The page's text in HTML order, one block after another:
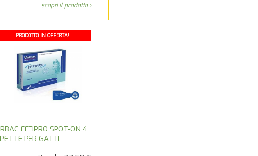
scopri il prodotto ›
PRODOTTO IN OFFERTA!
EFFIPRO SPOT-ON 4
PER GATTI